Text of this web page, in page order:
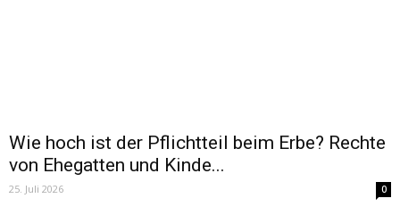
Wie hoch ist der Pflichtteil beim Erbe? Rechte
von Ehegatten und Kinde...
25. Juli 2026 0